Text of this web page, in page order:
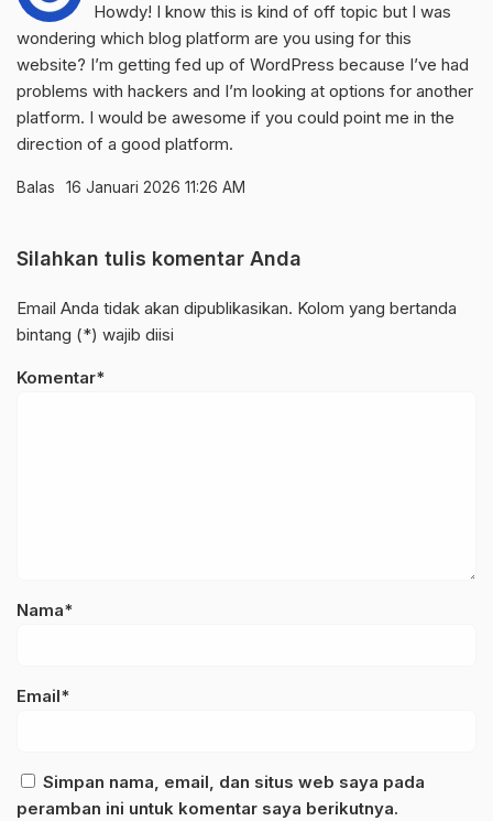
Howdy! I know this is kind of off topic but I was
wondering which blog platform are you using for this
website? I’m getting fed up of WordPress because I’ve had
problems with hackers and I’m looking at options for another
platform. I would be awesome if you could point me in the
direction of a good platform.
Balas 16 Januari 2026 11:26 AM
Silahkan tulis komentar Anda
Email Anda tidak akan dipublikasikan. Kolom yang bertanda
bintang (*) wajib diisi
Komentar*
Nama*
Email*
Simpan nama, email, dan situs web saya pada
peramban ini untuk komentar saya berikutnya.